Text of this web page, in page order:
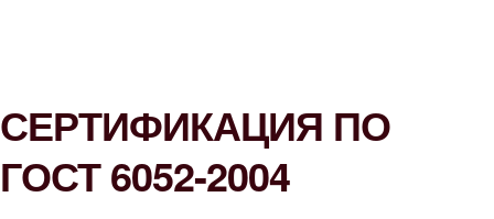
СЕРТИФИКАЦИЯ ПО
ГОСТ 6052-2004